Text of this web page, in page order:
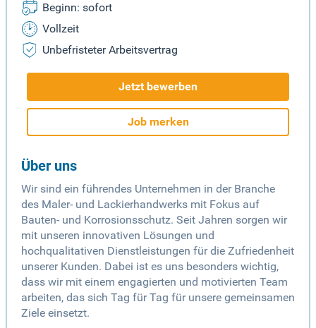
Beginn: sofort
Vollzeit
Unbefristeter Arbeitsvertrag
Jetzt bewerben
Job merken
Über uns
Wir sind ein führendes Unternehmen in der Branche
des Maler- und Lackierhandwerks mit Fokus auf
Bauten- und Korrosionsschutz. Seit Jahren sorgen wir
mit unseren innovativen Lösungen und
hochqualitativen Dienstleistungen für die Zufriedenheit
unserer Kunden. Dabei ist es uns besonders wichtig,
dass wir mit einem engagierten und motivierten Team
arbeiten, das sich Tag für Tag für unsere gemeinsamen
Ziele einsetzt.